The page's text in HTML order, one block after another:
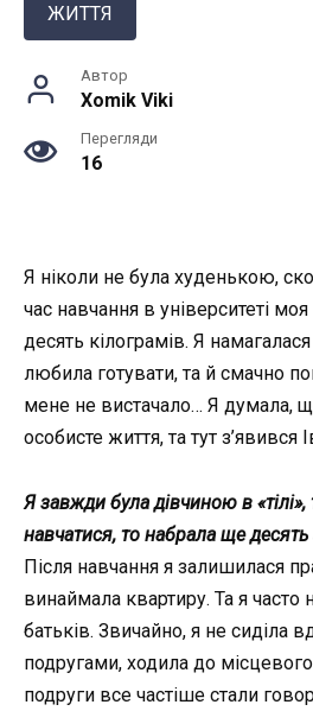
ЖИТТЯ
Автор
Xomik Viki
Перегляди
16
Я ніколи не була худенькою,
час навчання в університеті
десять кілограмів. Я
любила готувати, та й смачно
мене не вистачало… Я думала,
особисте життя, та тут з’явився
Я завжди була дівчиною в «тілі»,
навчатися, то набрала ще десять
Після навчання я залишилася
винаймала квартиру. Та я часто
батьків. Звичайно, я не сиділа
подругами, ходила до
подруги все частіше стали